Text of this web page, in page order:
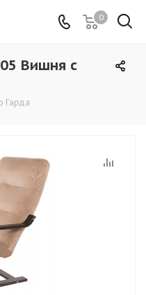
0
Вишня с
Гарда